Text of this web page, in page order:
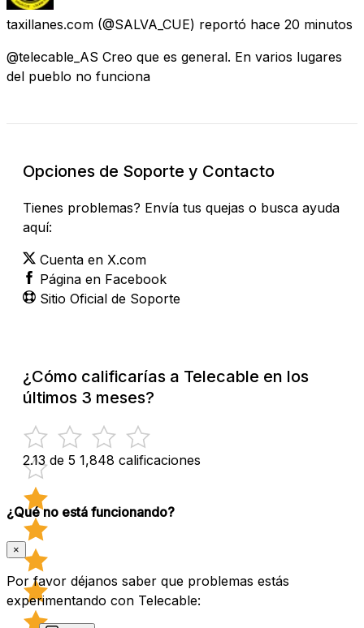
taxillanes.com (@SALVA_CUE) reportó hace 20 minutos
@telecable_AS Creo que es general. En varios lugares
del pueblo no funciona
Opciones de Soporte y Contacto
Tienes problemas? Envía tus quejas o busca ayuda
aquí:
Cuenta en X.com
Página en Facebook
Sitio Oficial de Soporte
¿Cómo calificarías a Telecable en los
últimos 3 meses?
2.13 de 5 1,848 calificaciones
¿Qué no está funcionando?
×
Por favor déjanos saber que problemas estás
experimentando con Telecable: